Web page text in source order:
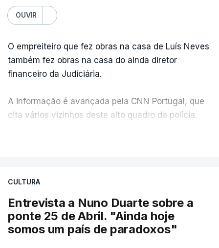
OUVIR
O empreiteiro que fez obras na casa de Luís Neves
também fez obras na casa do ainda diretor
financeiro da Judiciária.
A informação é avançada pela CNN Portugal, que
cita vários vizinhos deste alto quadro da polícia.
apreendido numa operação de droga.
CULTURA
Entrevista a Nuno Duarte sobre a
ponte 25 de Abril. "Ainda hoje
somos um país de paradoxos"